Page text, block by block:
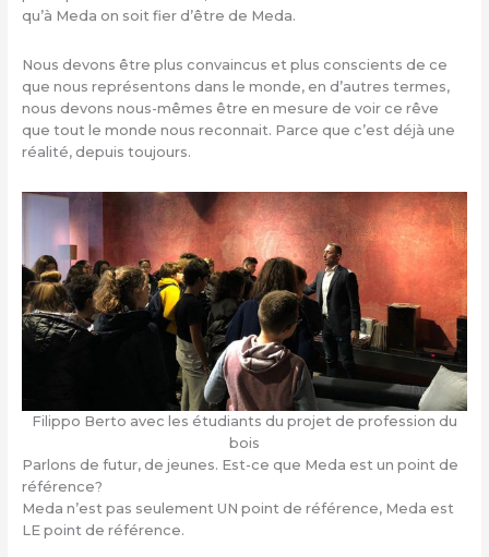
qu’à Meda on soit fier d’être de Meda.
Nous devons être plus convaincus et plus conscients de ce
que nous représentons dans le monde, en d’autres termes,
nous devons nous-mêmes être en mesure de voir ce rêve
que tout le monde nous reconnait. Parce que c’est déjà une
réalité, depuis toujours.
Filippo Berto avec les étudiants du projet de profession du
bois
Parlons de futur, de jeunes. Est-ce que Meda est un point de
référence?
Meda n’est pas seulement UN point de référence, Meda est
LE point de référence.